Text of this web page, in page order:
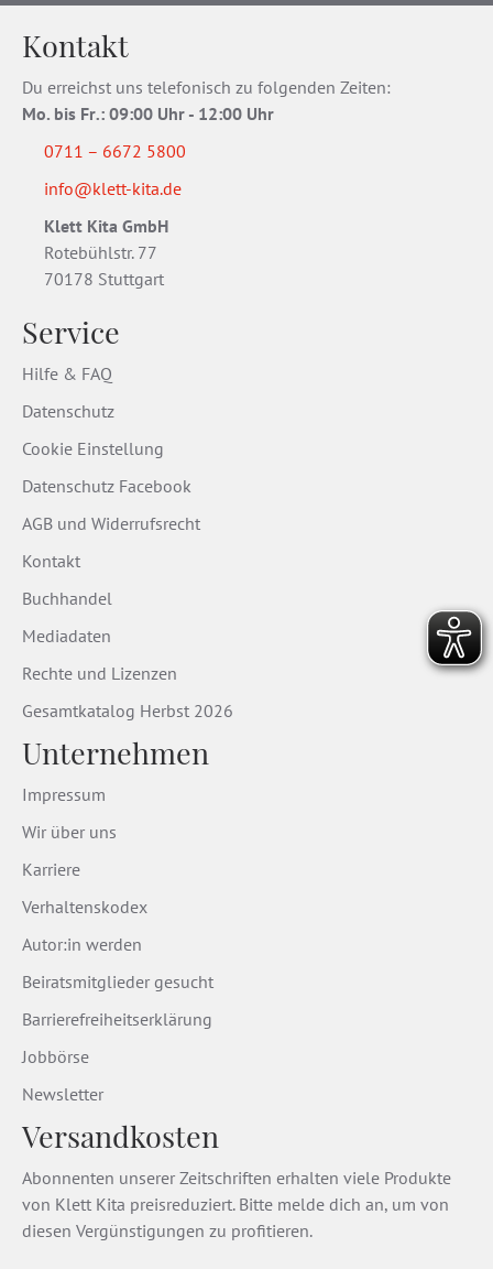
Kontakt
Du erreichst uns telefonisch zu folgenden Zeiten:
Mo. bis Fr.: 09:00 Uhr - 12:00 Uhr
0711 – 6672 5800
info@klett-kita.de
Klett Kita GmbH
Rotebühlstr. 77
70178 Stuttgart
Service
Hilfe & FAQ
Datenschutz
Cookie Einstellung
Datenschutz Facebook
AGB und Widerrufsrecht
Kontakt
Buchhandel
Mediadaten
Rechte und Lizenzen
Gesamtkatalog Herbst 2026
Unternehmen
Impressum
Wir über uns
Karriere
Verhaltenskodex
Autor:in werden
Beiratsmitglieder gesucht
Barrierefreiheitserklärung
Jobbörse
Newsletter
Versandkosten
Abonnenten unserer Zeitschriften erhalten viele Produkte
von Klett Kita preisreduziert. Bitte melde dich an, um von
diesen Vergünstigungen zu profitieren.